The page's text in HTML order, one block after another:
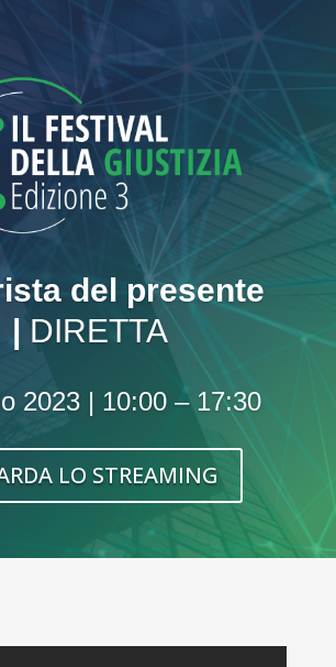
del presente
DIRETTA
2023 | 10:00 – 17:30
LO STREAMING